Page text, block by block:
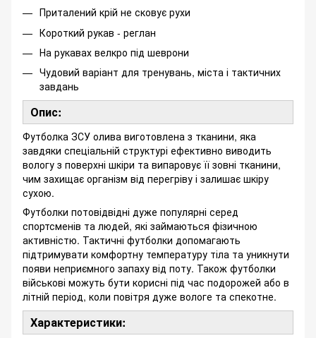
Приталений крій не сковує рухи
Короткий рукав - реглан
На рукавах велкро під шеврони
Чудовий варіант для тренувань, міста і тактичних
завдань
Опис:
Футболка ЗСУ олива виготовлена з тканини, яка
завдяки спеціальній структурі ефективно виводить
вологу з поверхні шкіри та випаровує її зовні тканини,
чим захищає організм від перегріву і залишає шкіру
сухою.
Футболки потовідвідні дуже популярні серед
спортсменів та людей, які займаються фізичною
активністю. Тактичні футболки допомагають
підтримувати комфортну температуру тіла та уникнути
появи неприємного запаху від поту. Також футболки
військові можуть бути корисні під час подорожей або в
літній період, коли повітря дуже вологе та спекотне.
Характеристики: